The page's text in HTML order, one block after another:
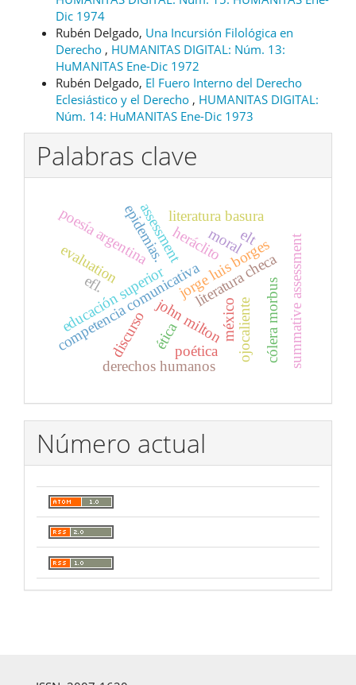
Dic 1974
Rubén Delgado, Una Incursión Filológica en
Derecho , HUMANITAS DIGITAL: Núm. 13:
HuMANITAS Ene-Dic 1972
Rubén Delgado, El Fuero Interno del Derecho
Eclesiástico y el Derecho , HUMANITAS DIGITAL:
Núm. 14: HuMANITAS Ene-Dic 1973
Palabras clave
discurso
competencia comunicativa
educación superiorjorge luis borges
heráclito
john milton
poesía argentina
derechos humanos
ética
moral
méxico
literatura checa
assessment
evaluation summative assessment
elt
efl. cólera morbus
ojocaliente
epidemias.
poética
literatura basura
Número actual